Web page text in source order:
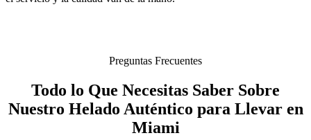
Preguntas Frecuentes
Todo lo Que Necesitas Saber Sobre
Nuestro Helado Auténtico para Llevar en
Miami